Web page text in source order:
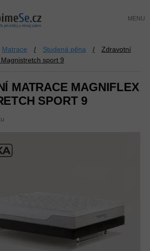
KOŠÍK
Matrace / Studená pěna /
Zdravotní
sport 9
MATRACE MAGNIFLEX
SPORT 9